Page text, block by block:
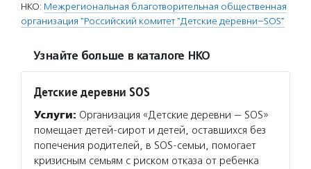
НКО: Межрегиональная благотворительная общественная
организация "Российский комитет "Детские деревни–SOS"
Узнайте больше в каталоге НКО
Детские деревни SOS
Услуги: Организация «Детские деревни — SOS»
помещает детей-сирот и детей, оставшихся без
попечения родителей, в SOS-семьи, помогает
кризисным семьям с риском отказа от ребенка